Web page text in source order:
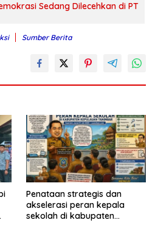
Sedang Dilecehkan di PT
Sumber Berita
Penataan strategis dan
akselerasi peran kepala
sekolah di kabupaten